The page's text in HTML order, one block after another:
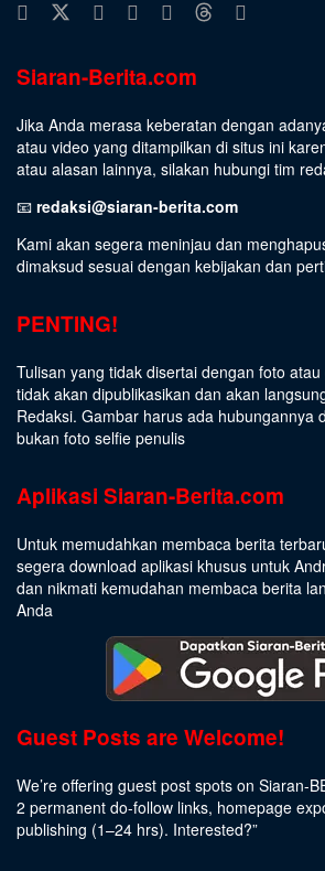
Siaran-Berita.com
Jika Anda merasa keberatan dengan
atau video yang ditampilkan di situs ini
atau alasan lainnya, silakan hubungi tim
📧 redaksi@siaran-berita.com
Kami akan segera meninjau dan
dimaksud sesuai dengan kebijakan dan
PENTING!
Tulisan yang tidak disertai dengan foto
tidak akan dipublikasikan dan akan
Redaksi. Gambar harus ada hubungannya
bukan foto selfie penulis
Aplikasi Siaran-Berita.com
Untuk memudahkan membaca berita
segera download aplikasi khusus untuk
dan nikmati kemudahan membaca berita
Anda
Guest Posts are Welcome!
We’re offering guest post spots on Siaran-
2 permanent do-follow links, homepage
publishing (1–24 hrs). Interested?”